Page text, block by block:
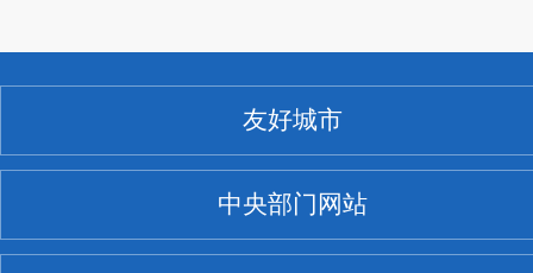
友好城市
中央部门网站